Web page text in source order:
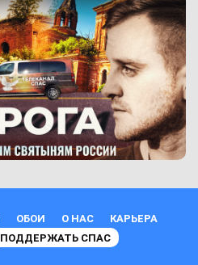
ОБОИ О НАС
КАРЬЕРА
ПОДДЕРЖАТЬ СПАС